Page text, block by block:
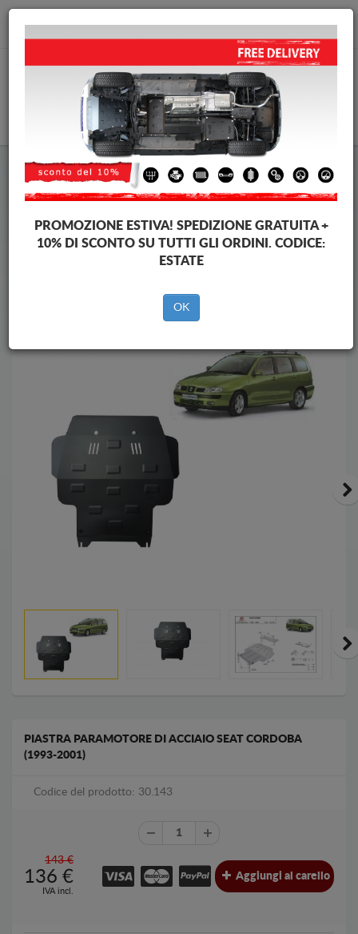
info@piastraparamotore.com
Piastra paramotore di acciaio Seat
Piastra paramotore di acciaio Seat Cordoba
Brands
Brands
PIASTRA PARAMOTORE DI ACCIAIO SEAT CORDOBA
(1993-2001)
Codice del prodotto: 30.143
143 €
136 €
IVA incl.
Aggiungi al carello
PROMOZIONE ESTIVA! SPEDIZIONE GRATUITA +
10% DI SCONTO SU TUTTI GLI ORDINI. CODICE:
ESTATE
OK